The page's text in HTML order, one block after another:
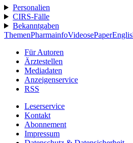
Personalien
CIRS-Fälle
Bekanntgaben
ThemenPharmainfoVideosePaper
Für Autoren
Ärztestellen
Mediadaten
Anzeigenservice
RSS
Leserservice
Kontakt
Abonnement
Impressum